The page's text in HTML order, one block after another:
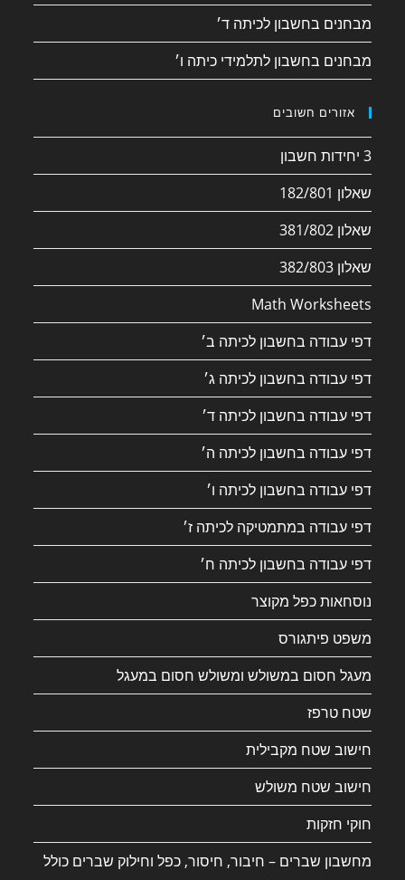
מבחנים בחשבון לכיתה ד׳
מבחנים בחשבון לתלמידי כיתה ו׳
אזורים חשובים
3 יחידות חשבון
שאלון 182/801
שאלון 381/802
שאלון 382/803
Math Worksheets
דפי עבודה בחשבון לכיתה ב׳
דפי עבודה בחשבון לכיתה ג׳
דפי עבודה בחשבון לכיתה ד׳
דפי עבודה בחשבון לכיתה ה׳
דפי עבודה בחשבון לכיתה ו׳
דפי עבודה במתמטיקה לכיתה ז׳
דפי עבודה בחשבון לכיתה ח׳
נוסחאות כפל מקוצר
משפט פיתגורס
מעגל חסום במשולש ומשולש חסום במעגל
שטח טרפז
חישוב שטח מקבילית
חישוב שטח משולש
חוקי חזקות
מחשבון שברים – חיבור, חיסור, כפל וחילוק שברים כולל